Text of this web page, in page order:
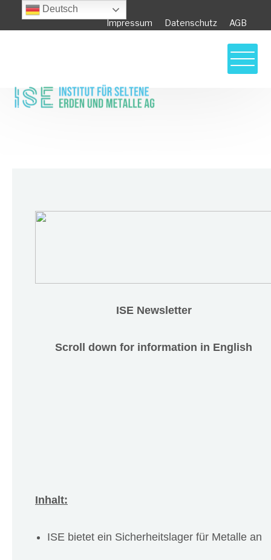
Impressum Datenschutz AGB
ISE Newsletter – Das ISE Sicherheitslager
ISE Newsletter
Scroll down for information in English
Inhalt:
ISE bietet ein Sicherheitslager für Metalle an
Deutsch